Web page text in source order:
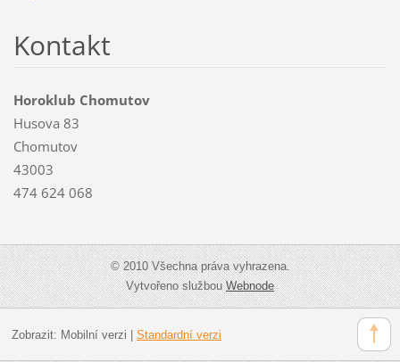
Kontakt
Horoklub Chomutov
Husova 83
Chomutov
43003
474 624 068
© 2010 Všechna práva vyhrazena.
Vytvořeno službouWebnode
Zobrazit: Mobilní verzi Standardní verzi